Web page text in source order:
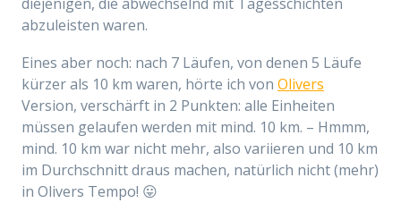
abzuleisten waren.
Eines aber noch: nach 7 Läufen, von denen 5 Läufe
kürzer als 10 km waren, hörte ich von Olivers
Version, verschärft in 2 Punkten: alle Einheiten
müssen gelaufen werden mit mind. 10 km. – Hmmm,
mind. 10 km war nicht mehr, also variieren und 10 km
im Durchschnitt draus machen, natürlich nicht (mehr)
in Olivers Tempo! 😛